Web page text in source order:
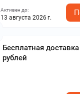
Активен до:
13 августа 2026 г.
Бесплатная
рублей